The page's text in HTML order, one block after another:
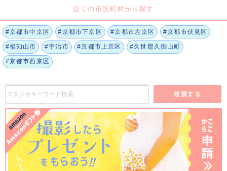
近くの市区町村から探す
#京都市中京区 #京都市下京区 #京都市左京区 #京都市伏見区
#福知山市 #宇治市 #京都市上京区 #久世郡久御山町
#京都市西京区
検索する